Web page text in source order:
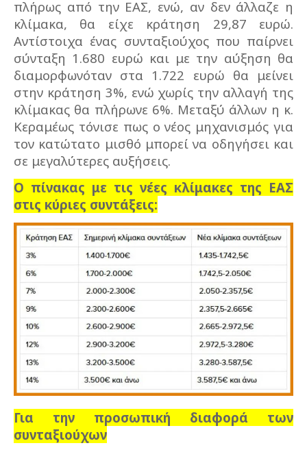
πλήρως από την ΕΑΣ, ενώ, αν δεν άλλαζε η
κλίμακα, θα είχε κράτηση 29,87 ευρώ.
Αντίστοιχα ένας συνταξιούχος που παίρνει
σύνταξη 1.680 ευρώ και με την αύξηση θα
διαμορφωνόταν στα 1.722 ευρώ θα μείνει
στην κράτηση 3%, ενώ χωρίς την αλλαγή της
κλίμακας θα πλήρωνε 6%. Μεταξύ άλλων η κ.
Κεραμέως τόνισε πως ο νέος μηχανισμός για
τον κατώτατο μισθό μπορεί να οδηγήσει και
σε μεγαλύτερες αυξήσεις.
Ο πίνακας με τις νέες κλίμακες της ΕΑΣ
στις κύριες συντάξεις:
Για την προσωπική διαφορά των
συνταξιούχων